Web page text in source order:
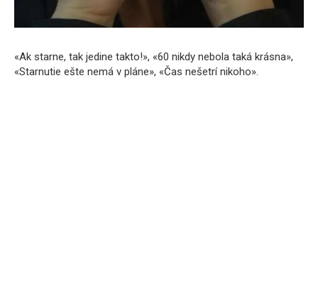
«Ak starne, tak jedine takto!», «60 nikdy nebola taká krásna»,
«Starnutie ešte nemá v pláne», «Čas nešetrí nikoho».